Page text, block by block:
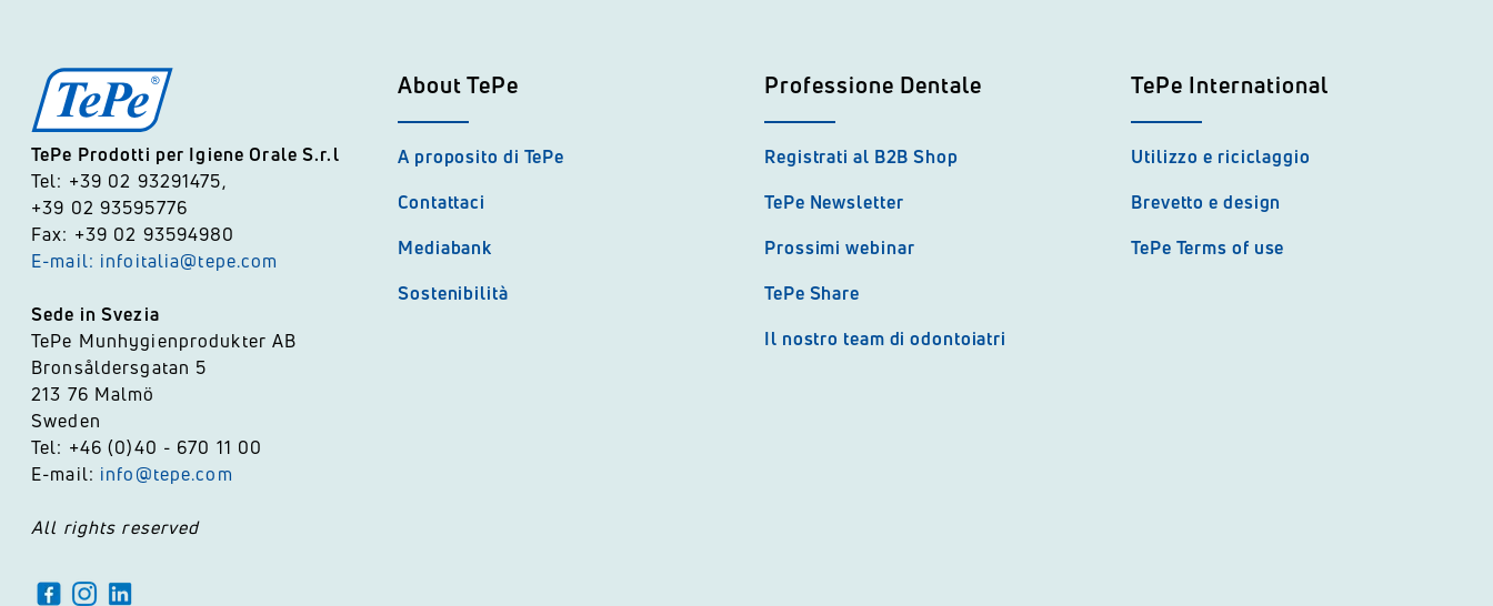
TePe Prodotti per Igiene Orale S.r.l
Tel: +39 02 93291475,
+39 02 93595776
Fax: +39 02 93594980
E-mail: infoitalia@tepe.com
Sede in Svezia
TePe Munhygienprodukter AB
Bronsåldersgatan 5
213 76 Malmö
Sweden
Tel: +46 (0)40 - 670 11 00
E-mail: info@tepe.com
All rights reserved
About TePe
A proposito di TePe
Contattaci
Mediabank
Sostenibilità
Professione Dentale
Registrati al B2B Shop
TePe Newsletter
Prossimi webinar
TePe Share
Il nostro team di odontoiatri
TePe International
Utilizzo e riciclaggio
Brevetto e design
TePe Terms of use